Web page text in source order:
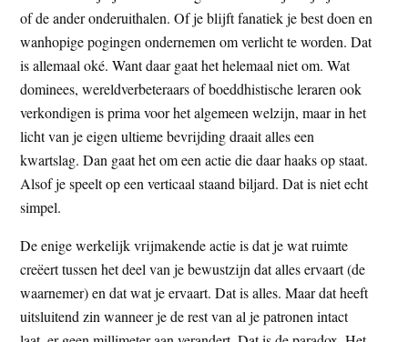
of de ander onderuithalen. Of je blijft fanatiek je best doen en
wanhopige pogingen ondernemen om verlicht te worden. Dat
is allemaal oké. Want daar gaat het helemaal niet om. Wat
dominees, wereldverbeteraars of boeddhistische leraren ook
verkondigen is prima voor het algemeen welzijn, maar in het
licht van je eigen ultieme bevrijding draait alles een
kwartslag. Dan gaat het om een actie die daar haaks op staat.
Alsof je speelt op een verticaal staand biljard. Dat is niet echt
simpel.
De enige werkelijk vrijmakende actie is dat je wat ruimte
creëert tussen het deel van je bewustzijn dat alles ervaart (de
waarnemer) en dat wat je ervaart. Dat is alles. Maar dat heeft
uitsluitend zin wanneer je de rest van al je patronen intact